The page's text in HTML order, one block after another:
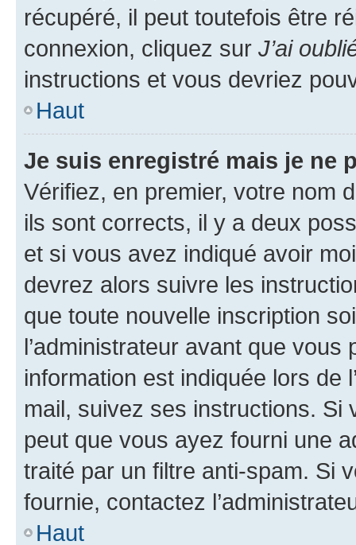
récupéré, il peut toutefois être
connexion, cliquez sur J’ai
instructions et vous devriez
Haut
Je suis enregistré mais je ne
Vérifiez, en premier, votre nom
ils sont corrects, il y a deux
et si vous avez indiqué avoir
devrez alors suivre les
que toute nouvelle inscription
l’administrateur avant que
information est indiquée lors de
mail, suivez ses instructions. Si
peut que vous ayez fourni une
traité par un filtre anti-spam. Si
fournie, contactez
Haut